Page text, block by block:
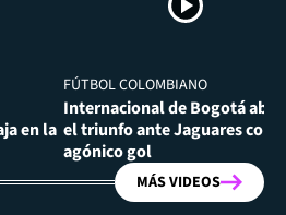
en la
FÚTBOL COLOMBIANO
Internacional de Bogotá
el triunfo ante Jaguares con
agónico gol
MÁS VIDEOS